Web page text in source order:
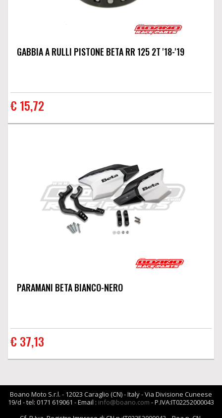
GABBIA A RULLI PISTONE BETA RR 125 2T '18-'19
€ 15,72
PARAMANI BETA BIANCO-NERO
€ 37,13
Boano Moto S.r.l. - 12023 Caraglio (CN) - Italy - Via Divisione Cuneese
19/d - tel: 0171 619061 - Email : info@boano.com - P.IVA:IT02252000043